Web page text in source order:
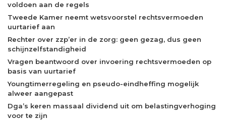
voldoen aan de regels
Tweede Kamer neemt wetsvoorstel rechtsvermoeden
uurtarief aan
Rechter over zzp’er in de zorg: geen gezag, dus geen
schijnzelfstandigheid
Vragen beantwoord over invoering rechtsvermoeden op
basis van uurtarief
Youngtimerregeling en pseudo-eindheffing mogelijk
alweer aangepast
Dga’s keren massaal dividend uit om belastingverhoging
voor te zijn